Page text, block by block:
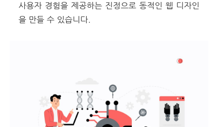
사용자 경험을 제공하는 진정으로 동적인 웹 디자인
을 만들 수 있습니다.